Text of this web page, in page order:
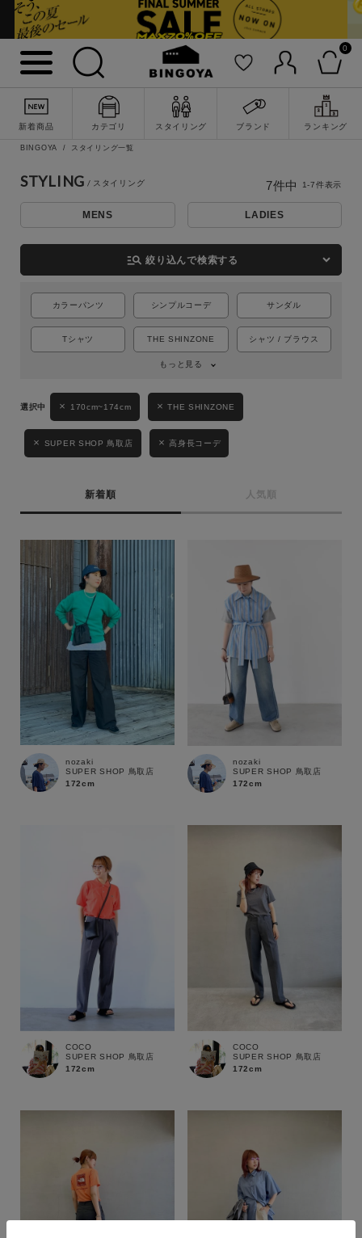
0
新着商品 カテゴリ スタイリング ブランド ランキング
性別
MENS KIDS
カテゴリ
サイズ
BINGOYA スタイリング一覧
STYLING
MENS LADIES
manage_search 絞り込んで検索する
カラーパンツ シンプルコーデ サンダル
Tシャツ THE SHINZONE シャツ / ブラウス
もっと見る
170cm~174cm THE SHINZONE
SUPER SHOP 鳥取店 高身長コーデ
新着順 人気順
7件中 1-7件表示
nozaki
SUPER SHOP 鳥取店
172cm
nozaki
SUPER SHOP 鳥取店
172cm
COCO
SUPER SHOP 鳥取店
172cm
COCO
SUPER SHOP 鳥取店
172cm